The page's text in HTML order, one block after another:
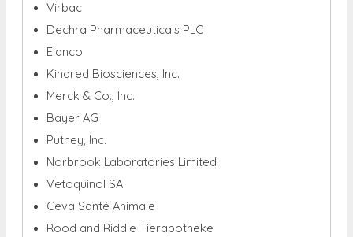
Virbac
Dechra Pharmaceuticals PLC
Elanco
Kindred Biosciences, Inc.
Merck & Co., Inc.
Bayer AG
Putney, Inc.
Norbrook Laboratories Limited
Vetoquinol SA
Ceva Santé Animale
Rood and Riddle Tierapotheke